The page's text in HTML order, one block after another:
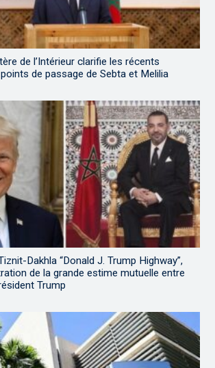
de l’Intérieur clarifie les récents
de passage de Sebta et Melilia
Dakhla “Donald J. Trump Highway”,
de la grande estime mutuelle entre
Trump